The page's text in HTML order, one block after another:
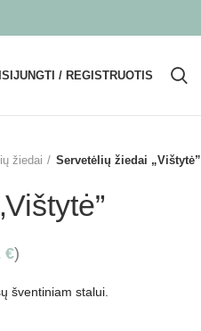
/ REGISTRUOTIS
žiedai Servetėlių žiedai „Vištytė”
€)
šventiniam stalui.